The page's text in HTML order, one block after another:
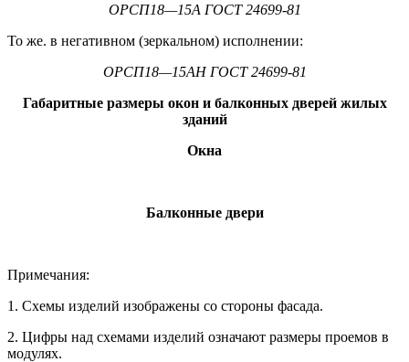
ОРСП18—15А ГОСТ 24699-81
То же. в негативном (зеркальном) исполнении:
ОРСП18—15АН ГОСТ 24699-81
Габаритные размеры окон и балконных дверей жилых
зданий
Окна
Балконные двери
Примечания:
1. Схемы изделий изображены со стороны фасада.
2. Цифры над схемами изделий означают размеры проемов в
модулях.